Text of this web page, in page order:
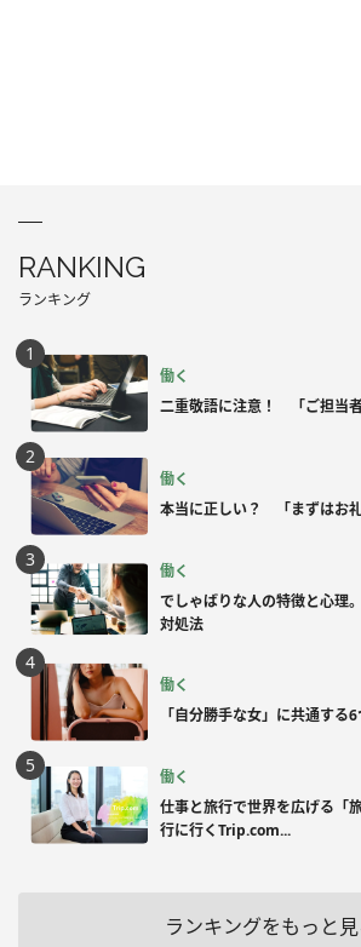
RANKING
ランキング
働く
二重敬語に注意！ 「ご担当
働く
本当に正しい？ 「まずはお
働く
でしゃばりな人の特徴と心理
対処法
働く
「自分勝手な女」に共通する
働く
仕事と旅行で世界を広げる「
行に行くTrip.com...
ランキングをもっと